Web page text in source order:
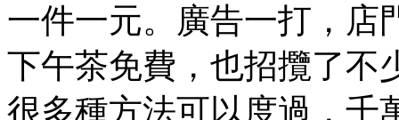
一件一元。廣告一打，店
下午茶免費，也招攬了不
很多種方法可以度過，千